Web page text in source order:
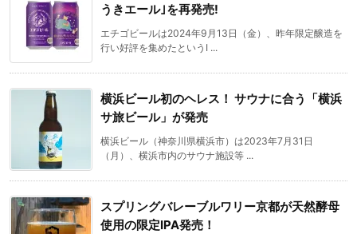
うきエール｣を再発売!
エチゴビールは2024年9月13日（金）、昨年限定醸造を
行い好評を集めたというI ...
横浜ビール初のヘレス！ サウナに合う「横浜
サ旅ビール」が発売
横浜ビール（神奈川県横浜市）は2023年7月31日
（月）、横浜市内のサウナ施設等 ...
スプリングバレーブルワリー京都が天然酵母
使用の限定IPA発売！